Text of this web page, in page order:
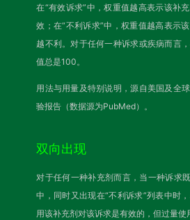
在“有效诉求”中，权重值越高表示该补
效；在“不利诉求”中，权重值越高表示
越不利。对于任何一种诉求或疾病而言
值总是100。
用法与用量及特别说明，源自美国及全
验报告（数据源为PubMed）。
双向出现
对于任何一种补充剂而言，当一种诉求
中，同时又出现在“不利诉求”列表中时
用该补充剂对该诉求是有效的，但过量使